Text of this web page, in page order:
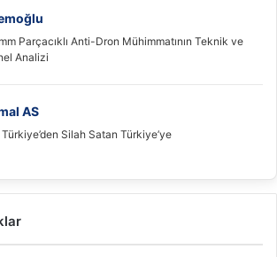
Parçacıklı Anti-Dron Mühimmatının Teknik ve
Analizi
AS
Silah Satan Türkiye’ye